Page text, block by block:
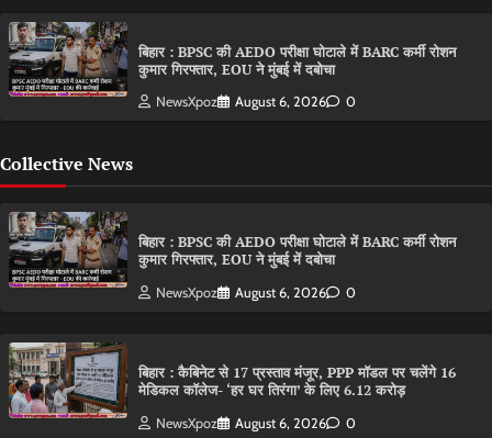
बिहार : BPSC की AEDO परीक्षा घोटाले में BARC कर्मी रोशन
कुमार गिरफ्तार, EOU ने मुंबई में दबोचा
NewsXpoz August 6, 2026 0
Collective News
बिहार : BPSC की AEDO परीक्षा घोटाले में BARC कर्मी रोशन
कुमार गिरफ्तार, EOU ने मुंबई में दबोचा
NewsXpoz August 6, 2026 0
बिहार : कैबिनेट से 17 प्रस्ताव मंजूर, PPP मॉडल पर चलेंगे 16
मेडिकल कॉलेज- ‘हर घर तिरंगा’ के लिए 6.12 करोड़
NewsXpoz August 6, 2026 0